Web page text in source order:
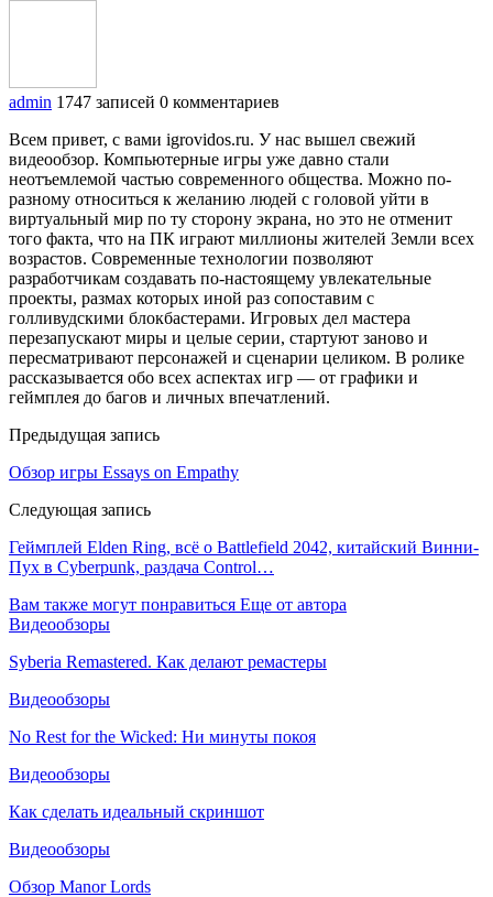
admin 1747 записей 0 комментариев
Всем привет, с вами igrovidos.ru. У нас вышел свежий
видеообзор. Компьютерные игры уже давно стали
неотъемлемой частью современного общества. Можно по-
разному относиться к желанию людей с головой уйти в
виртуальный мир по ту сторону экрана, но это не отменит
того факта, что на ПК играют миллионы жителей Земли всех
возрастов. Современные технологии позволяют
разработчикам создавать по-настоящему увлекательные
проекты, размах которых иной раз сопоставим с
голливудскими блокбастерами. Игровых дел мастера
перезапускают миры и целые серии, стартуют заново и
пересматривают персонажей и сценарии целиком. В ролике
рассказывается обо всех аспектах игр — от графики и
геймплея до багов и личных впечатлений.
Предыдущая запись
Обзор игры Essays on Empathy
Следующая запись
Геймплей Elden Ring, всё о Battlefield 2042, китайский Винни-
Пух в Cyberpunk, раздача Control…
Вам также могут понравиться Еще от автора
Видеообзоры
Syberia Remastered. Как делают ремастеры
Видеообзоры
No Rest for the Wicked: Ни минуты покоя
Видеообзоры
Как сделать идеальный скриншот
Видеообзоры
Обзор Manor Lords